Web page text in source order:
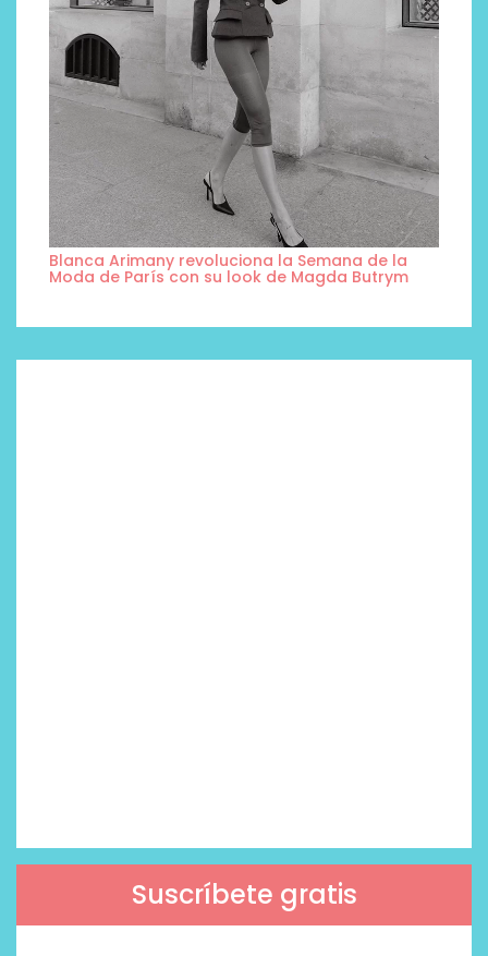
Blanca Arimany revoluciona la Semana de la
Moda de París con su look de Magda Butrym
Suscríbete gratis